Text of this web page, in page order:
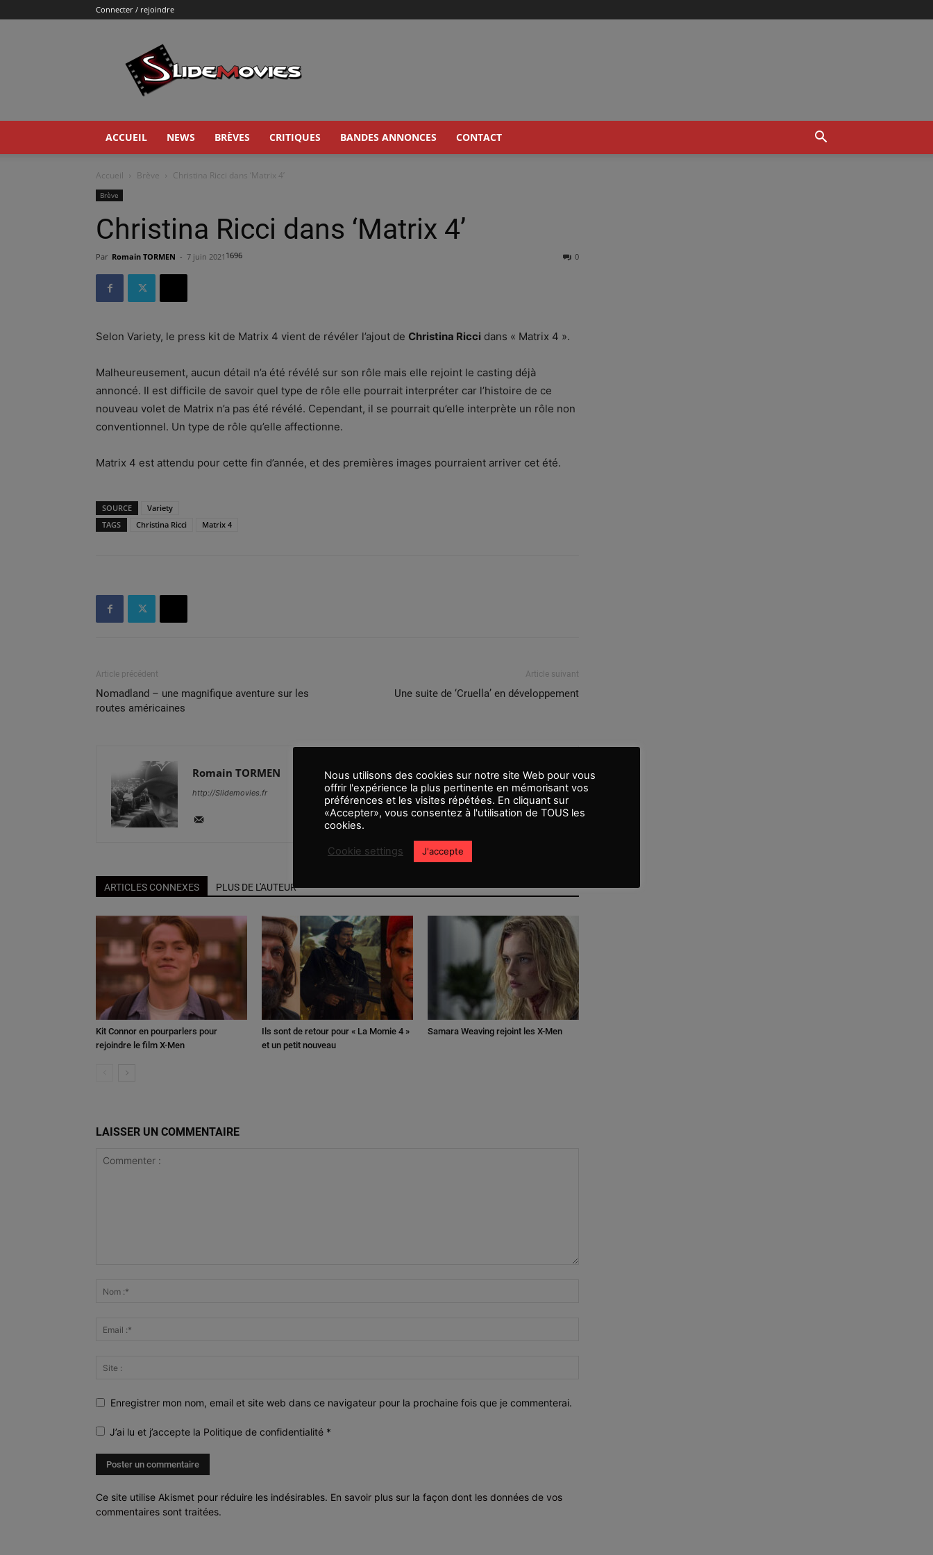
Connecter / rejoindre
ACCUEIL NEWS BRÈVES CRITIQUES BANDES ANNONCES CONTACT
Accueil Brève Christina Ricci dans ‘Matrix 4’
Brève
Christina Ricci dans ‘Matrix 4’
Par Romain TORMEN - 7 juin 2021 0
1696
Selon Variety, le press kit de Matrix 4 vient de révéler l’ajout de Christina Ricci dans « Matrix 4 ».
Malheureusement, aucun détail n’a été révélé sur son rôle mais elle rejoint le casting déjà
annoncé. Il est difficile de savoir quel type de rôle elle pourrait interpréter car l’histoire de ce
nouveau volet de Matrix n’a pas été révélé. Cependant, il se pourrait qu’elle interprète un rôle non
conventionnel. Un type de rôle qu’elle affectionne.
Matrix 4 est attendu pour cette fin d’année, et des premières images pourraient arriver cet été.
SOURCE
Variety
TAGS
Christina Ricci Matrix 4
Article précédent
Nomadland – une magnifique aventure sur les
routes américaines
Article suivant
Une suite de ‘Cruella’ en développement
Romain TORMEN
http://Slidemovies.fr
ARTICLES CONNEXES PLUS DE L'AUTEUR
Kit Connor en pourparlers pour
rejoindre le film X-Men
Ils sont de retour pour « La Momie 4 »
et un petit nouveau
Samara Weaving rejoint les X-Men
LAISSER UN COMMENTAIRE
Enregistrer mon nom, email et site web dans ce navigateur pour la prochaine fois que je commenterai.
J’ai lu et j’accepte la Politique de confidentialité *
Ce site utilise Akismet pour réduire les indésirables. En savoir plus sur la façon dont les données de vos
commentaires sont traitées.
Nous utilisons des cookies sur notre site Web pour vous
offrir l'expérience la plus pertinente en mémorisant vos
préférences et les visites répétées. En cliquant sur
«Accepter», vous consentez à l'utilisation de TOUS les
cookies.
Cookie settings J'accepte